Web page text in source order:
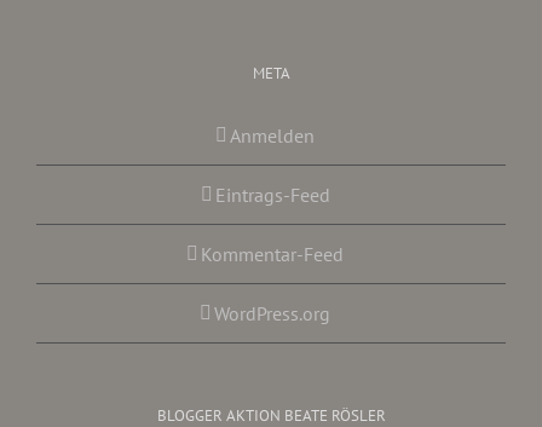
META
Anmelden
Eintrags-Feed
Kommentar-Feed
WordPress.org
BLOGGER AKTION BEATE RÖSLER